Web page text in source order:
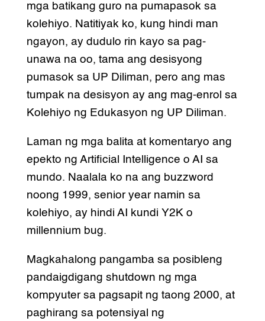
mga batikang guro na pumapasok sa
kolehiyo. Natitiyak ko, kung hindi man
ngayon, ay dudulo rin kayo sa pag-
unawa na oo, tama ang desisyong
pumasok sa UP Diliman, pero ang mas
tumpak na desisyon ay ang mag-enrol sa
Kolehiyo ng Edukasyon ng UP Diliman.
Laman ng mga balita at komentaryo ang
epekto ng Artificial Intelligence o AI sa
mundo. Naalala ko na ang buzzword
noong 1999, senior year namin sa
kolehiyo, ay hindi AI kundi Y2K o
millennium bug.
Magkahalong pangamba sa posibleng
pandaigdigang shutdown ng mga
kompyuter sa pagsapit ng taong 2000, at
paghirang sa potensiyal ng